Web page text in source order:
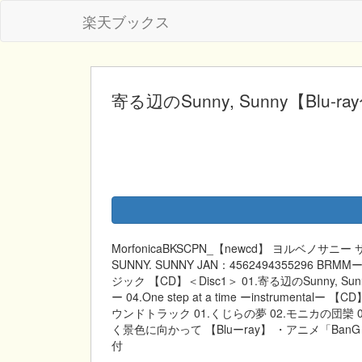
楽天ブックス
寄る辺のSunny, Sunny【Blu-
MorfonicaBKSCPN_【newcd】 ヨルベノサニー
SUNNY. SUNNY JAN：4562494355296 BRMM
ジック 【CD】＜Disc1＞ 01.寄る辺のSunny,
ー 04.One step at a time ーinstrumentalー 【
ウンドトラック 01.くじらの夢 02.モニカの団
く景色に向かって 【Bluーray】 ・アニメ「
付